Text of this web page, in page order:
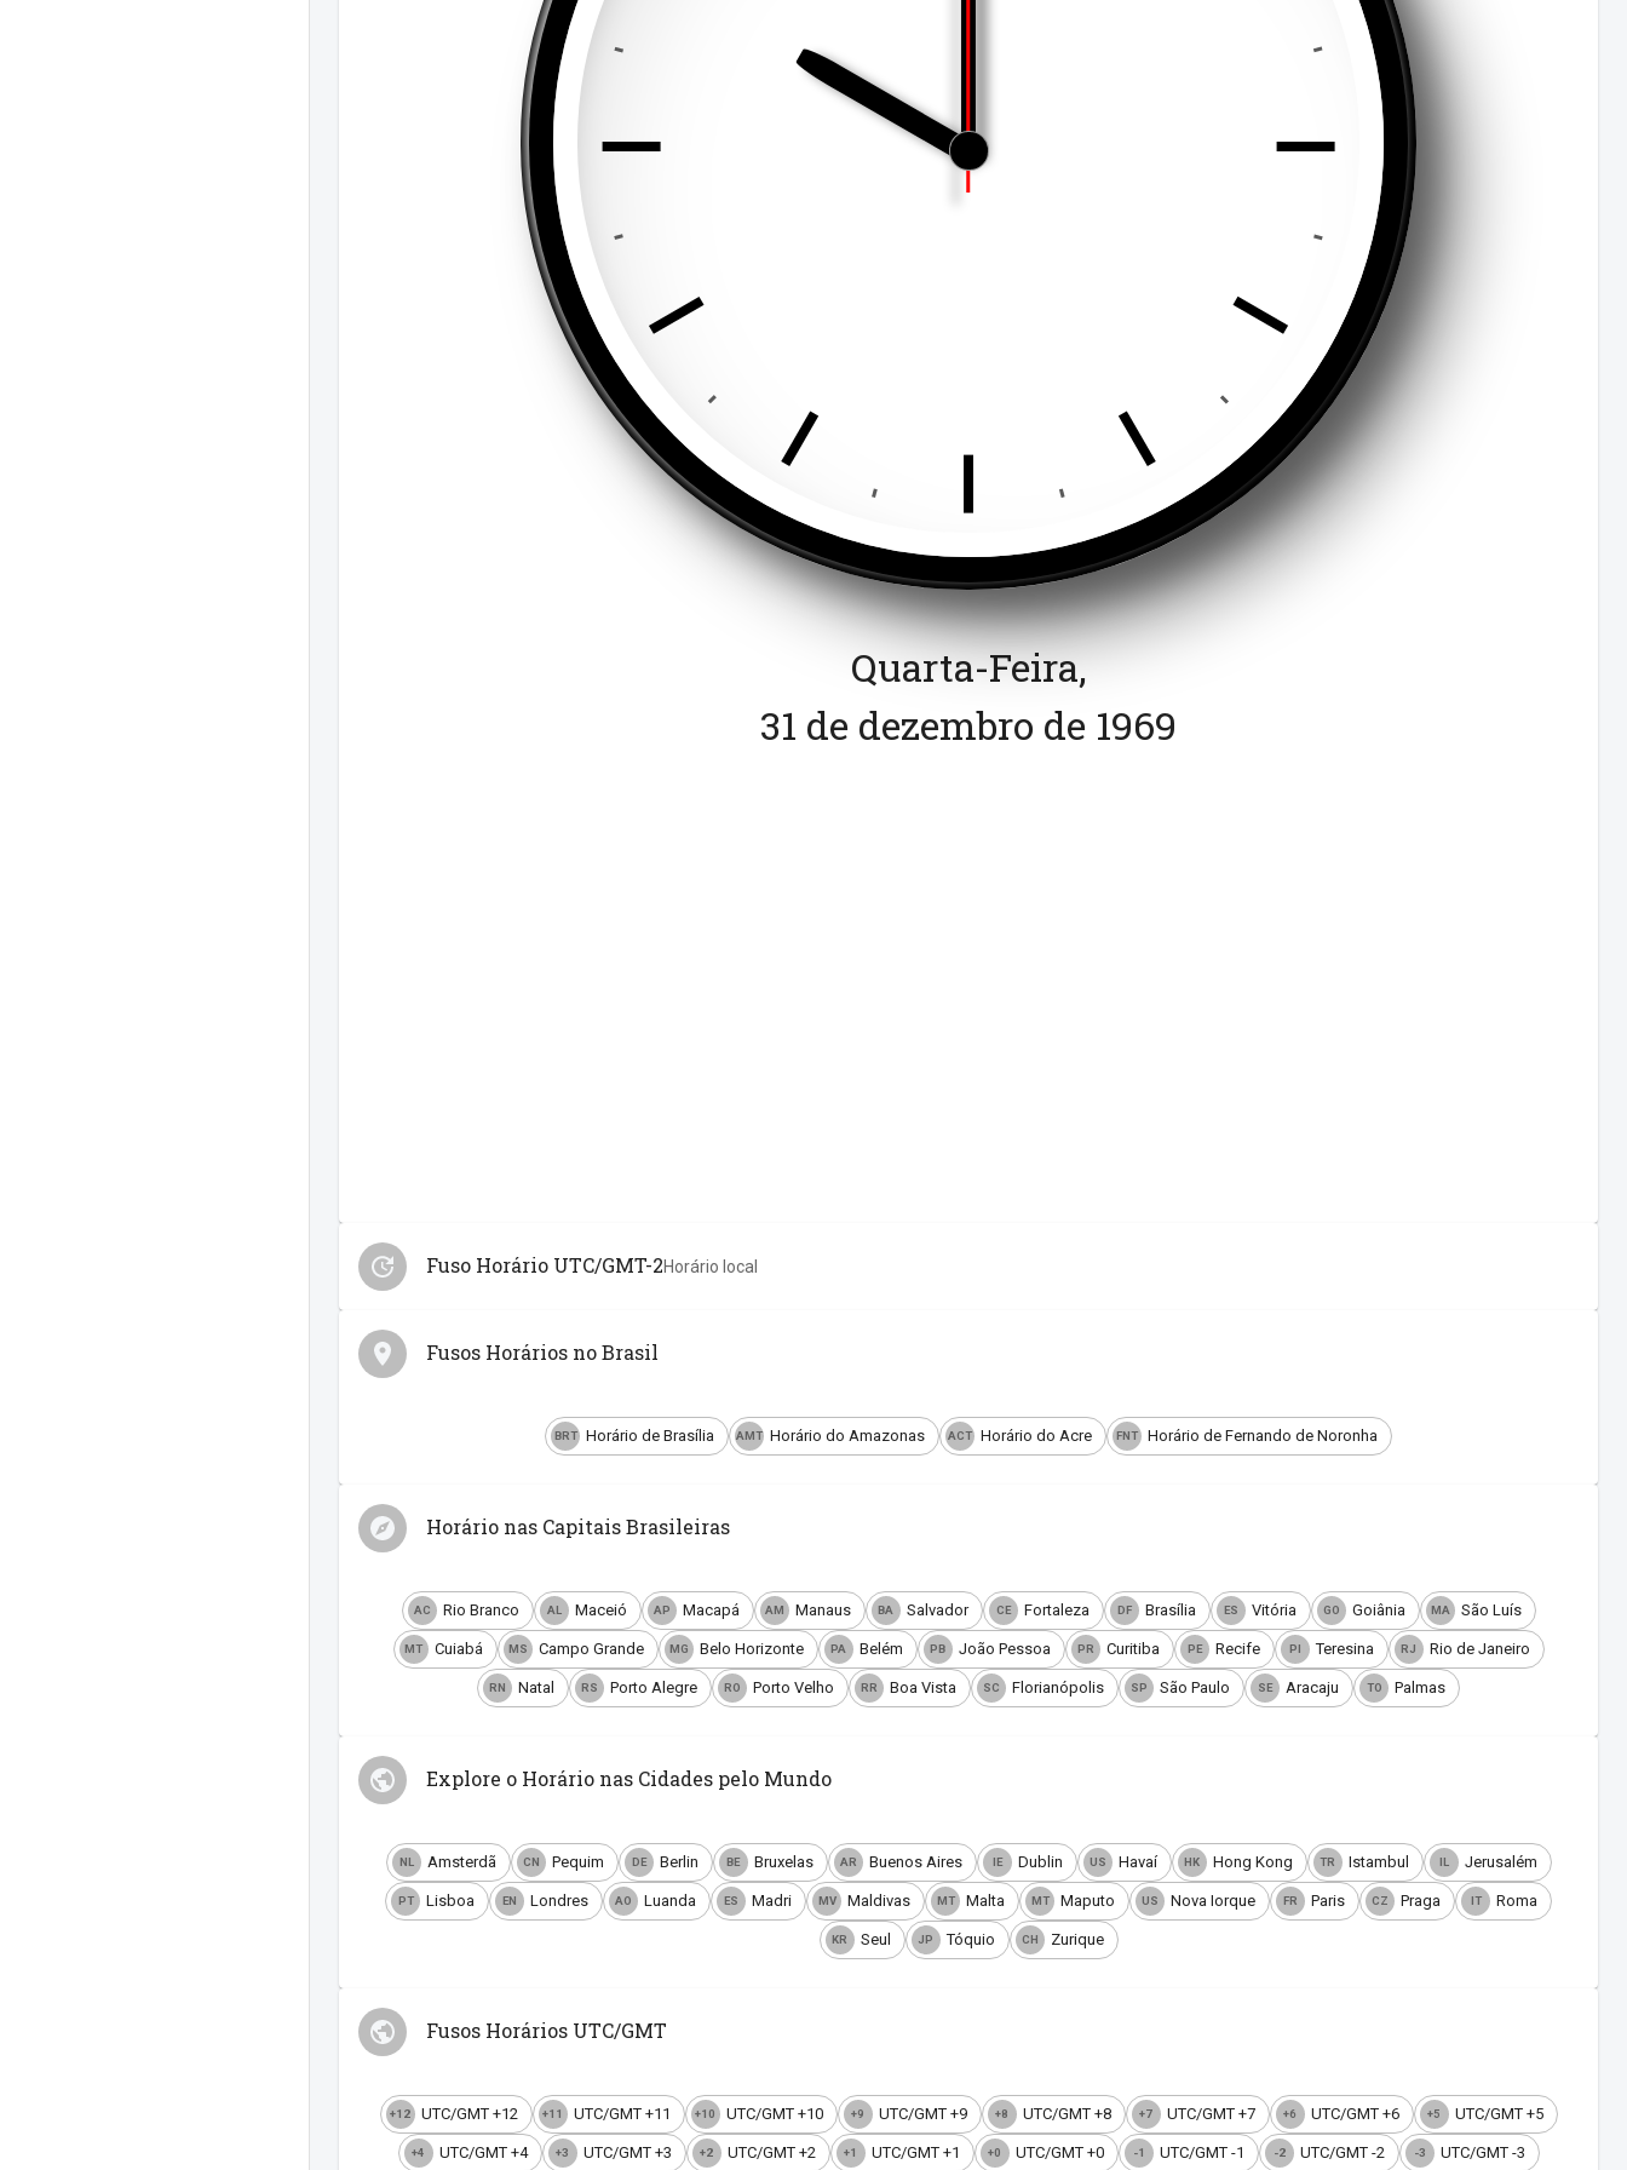
Quarta-Feira,
31 de dezembro de 1969
Fuso Horário UTC/GMT-2Horário local
Fusos Horários no Brasil
BRT Horário de Brasília AMT Horário do Amazonas ACT Horário do Acre FNT Horário de Fernando de Noronha
Horário nas Capitais Brasileiras
AC Rio Branco AL Maceió AP Macapá AM Manaus BA Salvador CE Fortaleza DF Brasília ES Vitória GO Goiânia MA São Luís
MT Cuiabá MS Campo Grande MG Belo Horizonte PA Belém PB João Pessoa PR Curitiba PE Recife PI Teresina RJ Rio de Janeiro
RN Natal RS Porto Alegre RO Porto Velho RR Boa Vista SC Florianópolis SP São Paulo SE Aracaju TO Palmas
Explore o Horário nas Cidades pelo Mundo
NL Amsterdã CN Pequim DE Berlin BE Bruxelas AR Buenos Aires IE Dublin US Havaí HK Hong Kong TR Istambul IL Jerusalém
PT Lisboa EN Londres AO Luanda ES Madri MV Maldivas MT Malta MT Maputo US Nova Iorque FR Paris CZ Praga IT Roma
KR Seul JP Tóquio CH Zurique
Fusos Horários UTC/GMT
+12 UTC/GMT +12 +11 UTC/GMT +11 +10 UTC/GMT +10 +9 UTC/GMT +9 +8 UTC/GMT +8 +7 UTC/GMT +7 +6 UTC/GMT +6 +5 UTC/GMT +5
+4 UTC/GMT +4 +3 UTC/GMT +3 +2 UTC/GMT +2 +1 UTC/GMT +1 +0 UTC/GMT +0 -1 UTC/GMT -1 -2 UTC/GMT -2 -3 UTC/GMT -3